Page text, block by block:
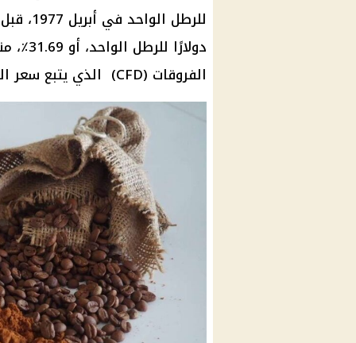
الفروقات (CFD) الذي يتبع سعر القهوة السوق المرجعية لهذا البند.